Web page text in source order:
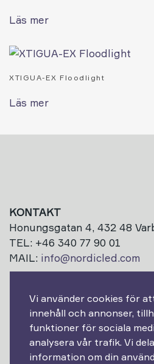
Vi använder cookies för
innehåll och annonser,
funktioner för sociala
analysera vår trafik. Vi
information om din
Läs mer
XTIGUA-EX Floodlight
Läs mer
KONTAKT
Honungsgatan 4, 432 48
TEL: +46 340 77 90 01
MAIL: info@nordicled.com
Prenumerera på vårt
Epost